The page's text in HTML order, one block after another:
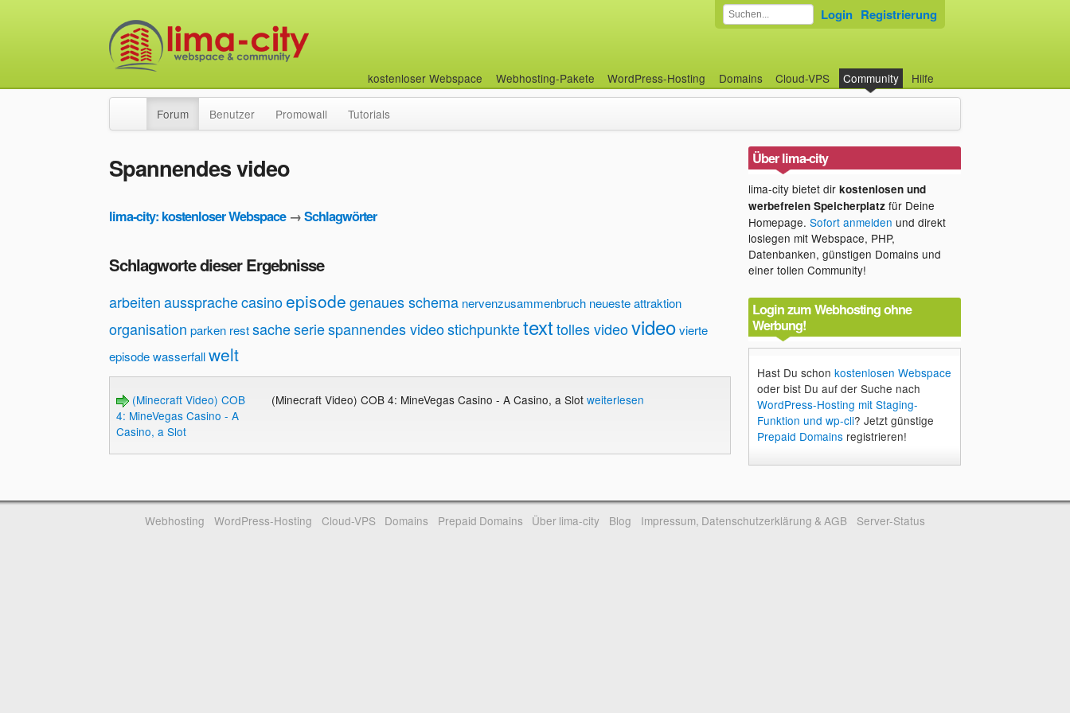
kostenloser Webspace Webhosting-Pakete WordPress-Hosting Domains Cloud-VPS Community Hilfe
Login Registrierung
Forum Benutzer Promowall Tutorials
Spannendes video
lima-city: kostenloser Webspace→Schlagwörter
Schlagworte dieser Ergebnisse
arbeitenaussprachecasinoepisodegenaues schema nervenzusammenbruch neueste attraktion
organisation parken restsacheseriespannendes videostichpunktetexttolles videovideovierte
episodewasserfallwelt
(Minecraft Video) COB
4: MineVegas Casino - A
Casino, a Slot
(Minecraft Video) COB 4: MineVegas Casino - A Casino, a Slot weiterlesen
Über lima-city
lima-city bietet dir kostenlosen und
werbefreien Speicherplatzfür Deine
Homepage. Sofort anmelden und direkt
loslegen mit Webspace, PHP,
Datenbanken, günstigen Domains und
einer tollen Community!
Login zum Webhosting ohne
Werbung!
Hast Du schon kostenlosen Webspace
oder bist Du auf der Suche nach
WordPress-Hosting mit Staging-
Funktion und wp-cli? Jetzt günstige
Prepaid Domainsregistrieren!
Webhosting WordPress-Hosting Cloud-VPS Domains Prepaid Domains Über lima-city Blog Impressum, Datenschutzerklärung & AGB Server-Status